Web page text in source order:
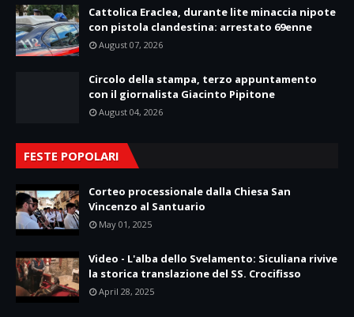
Cattolica Eraclea, durante lite minaccia nipote
con pistola clandestina: arrestato 69enne
August 07, 2026
Circolo della stampa, terzo appuntamento
con il giornalista Giacinto Pipitone
August 04, 2026
FESTE POPOLARI
Corteo processionale dalla Chiesa San
Vincenzo al Santuario
May 01, 2025
Video - L'alba dello Svelamento: Siculiana rivive
la storica translazione del SS. Crocifisso
April 28, 2025